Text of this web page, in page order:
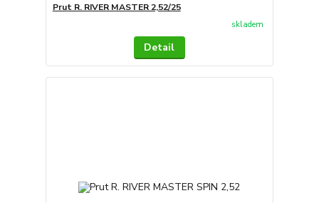
Prut R. RIVER MASTER 2,52/25
skladem
Detail